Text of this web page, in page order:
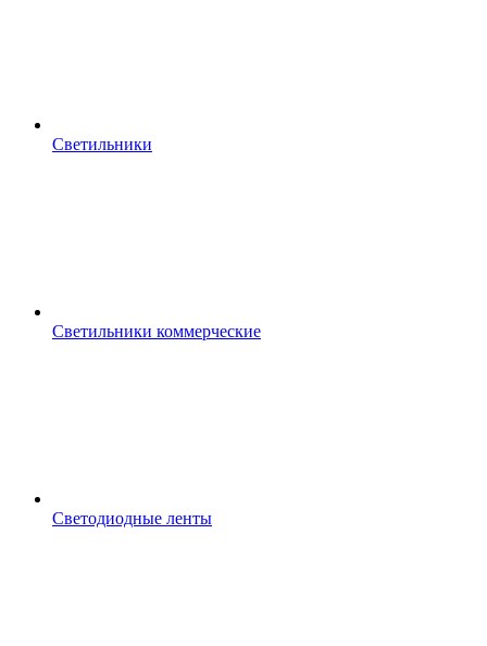
Светильники
Светильники коммерческие
Светодиодные ленты